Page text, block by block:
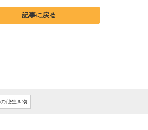
記事に戻る
の他生き物